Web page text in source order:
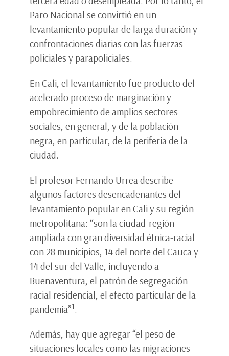
Paro Nacional se convirtió en un
levantamiento popular de larga duración y
confrontaciones diarias con las fuerzas
policiales y parapoliciales.
En Cali, el levantamiento fue producto del
acelerado proceso de marginación y
empobrecimiento de amplios sectores
sociales, en general, y de la población
negra, en particular, de la periferia de la
ciudad.
El profesor Fernando Urrea describe
algunos factores desencadenantes del
levantamiento popular en Cali y su región
metropolitana: “son la ciudad-región
ampliada con gran diversidad étnica-racial
con 28 municipios, 14 del norte del Cauca y
14 del sur del Valle, incluyendo a
Buenaventura, el patrón de segregación
racial residencial, el efecto particular de la
pandemia”1 .
Además, hay que agregar “el peso de
situaciones locales como las migraciones